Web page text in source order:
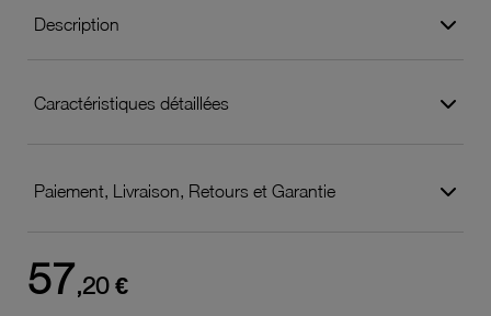
Description
Caractéristiques détaillées
Paiement, Livraison, Retours et Garantie
57,20 €